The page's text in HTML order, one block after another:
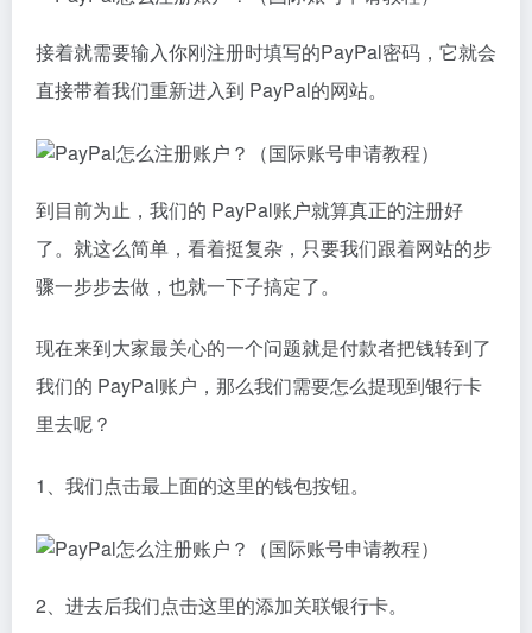
接着就需要输入你刚注册时填写的PayPal密码，它就会
直接带着我们重新进入到 PayPal的网站。
到目前为止，我们的 PayPal账户就算真正的注册好
了。就这么简单，看着挺复杂，只要我们跟着网站的步
骤一步步去做，也就一下子搞定了。
现在来到大家最关心的一个问题就是付款者把钱转到了
我们的 PayPal账户，那么我们需要怎么提现到银行卡
里去呢？
1、我们点击最上面的这里的钱包按钮。
2、进去后我们点击这里的添加关联银行卡。